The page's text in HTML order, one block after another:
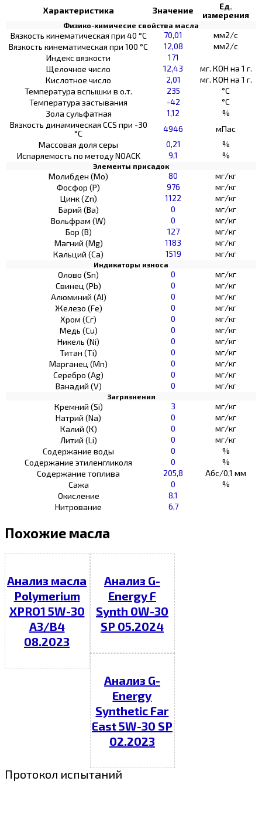
Характеристика Значение
Ед.
измерения
Физико-химичесие свойства масла
Вязкость кинематическая при 40 °С 70,01
мм2/с
Вязкость кинематическая при 100 °С
12,08
мм2/с
Индекс вязкости
171
Щелочное число
12,43
мг. КОН на 1 г.
Кислотное число
2,01
мг. КОН на 1 г.
Температура вспышки в о.т.
235
°C
Температура застывания
-42
°C
Зола сульфатная
1,12
%
Вязкость динамическая CCS при -30
°С
4946
мПас
Массовая доля серы
0,21
%
Испаряемость по методу NOACK
9,1 %
Элементы присадок
Молибден (Мо) 80
мг/кг
Фосфор (Р)
976
мг/кг
Цинк (Zn)
1122
мг/кг
Барий (Ва)
0
мг/кг
Вольфрам (W)
0
мг/кг
Бор (В)
127
мг/кг
Магний (Mg)
1183
мг/кг
Кальций (Са)
1519 мг/кг
Индикаторы износа
Олово (Sn) 0
мг/кг
Свинец (Pb)
0
мг/кг
Алюминий (AI)
0
мг/кг
Железо (Fe)
0
мг/кг
Хром (Сг)
0
мг/кг
Медь (Cu)
0
мг/кг
Никель (Ni)
0
мг/кг
Титан (Ti)
0
мг/кг
Марганец (Mn)
0
мг/кг
Серебро (Ag)
0
мг/кг
Ванадий (V)
0 мг/кг
Загрязнения
Кремний (Si) 3
мг/кг
Натрий (Na)
0
мг/кг
Калий (К)
0
мг/кг
Литий (Li)
0
мг/кг
Содержание воды
0
%
Содержание этиленгликоля
0
%
Содержание топлива
205,8
Абс/0,1 мм
Сажа
0
%
Окисление
8,1
Нитрование
6,7
Похожие масла
Анализ масла
Polymerium
XPRO1 5W-30
A3/B4
08.2023
Анализ G-
Energy F
Synth 0W-30
SP 05.2024
Анализ G-
Energy
Synthetic Far
East 5W-30 SP
02.2023
Протокол испытаний